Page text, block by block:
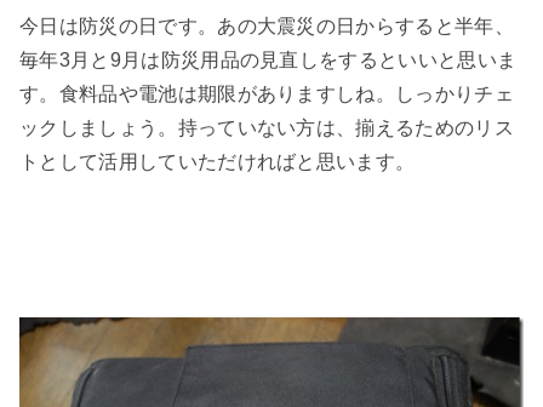
今日は防災の日です。あの大震災の日からすると半年、
毎年3月と9月は防災用品の見直しをするといいと思いま
す。食料品や電池は期限がありますしね。しっかりチェ
ックしましょう。持っていない方は、揃えるためのリス
トとして活用していただければと思います。